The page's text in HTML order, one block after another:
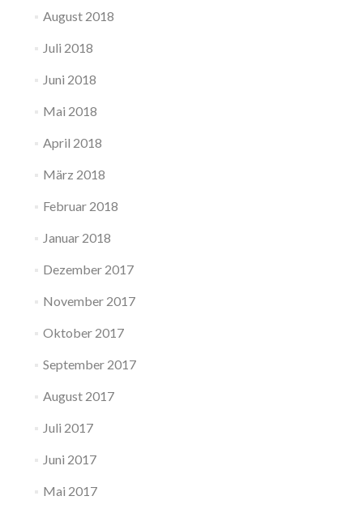
August 2018
Juli 2018
Juni 2018
Mai 2018
April 2018
März 2018
Februar 2018
Januar 2018
Dezember 2017
November 2017
Oktober 2017
September 2017
August 2017
Juli 2017
Juni 2017
Mai 2017